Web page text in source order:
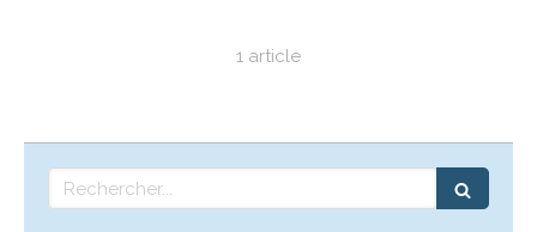
1 article
Rechercher